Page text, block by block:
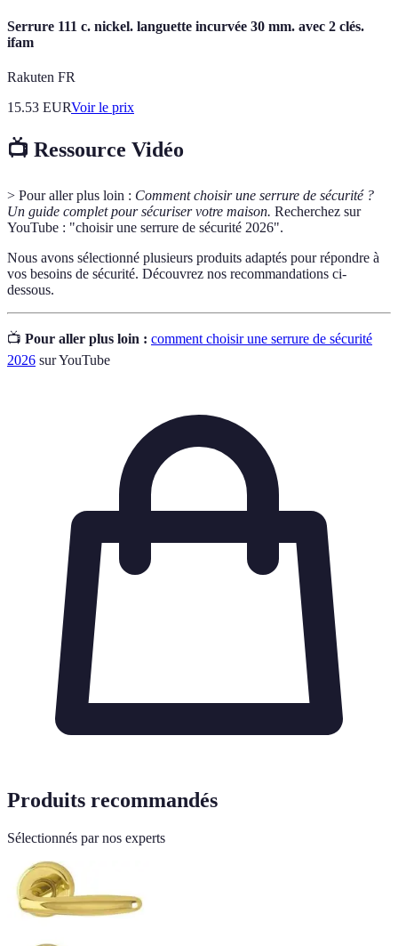
Serrure 111 c. nickel. languette incurvée 30 mm. avec 2 clés.
ifam
Rakuten FR
15.53 EURVoir le prix
📺 Ressource Vidéo
> Pour aller plus loin : Comment choisir une serrure de sécurité ?
Un guide complet pour sécuriser votre maison. Recherchez sur
YouTube : "choisir une serrure de sécurité 2026".
Nous avons sélectionné plusieurs produits adaptés pour répondre à
vos besoins de sécurité. Découvrez nos recommandations ci-
dessous.
📺 Pour aller plus loin : comment choisir une serrure de sécurité
2026 sur YouTube
Produits recommandés
Sélectionnés par nos experts